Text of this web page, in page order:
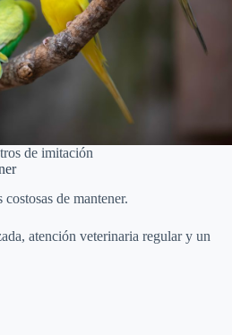
de imitación
de mantener.
atención veterinaria regular y un